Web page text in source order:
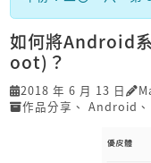
如何將Android
oot)？
2018 年 6 月 13 日
作品分享 、 Android 、